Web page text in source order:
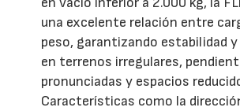
una excelente relación entre
peso, garantizando estabilidad
en terrenos irregulares,
pronunciadas y espacios
Características como la